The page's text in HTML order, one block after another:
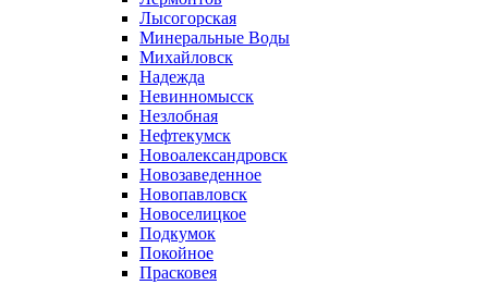
Лысогорская
Минеральные Воды
Михайловск
Надежда
Невинномысск
Незлобная
Нефтекумск
Новоалександровск
Новозаведенное
Новопавловск
Новоселицкое
Подкумок
Покойное
Прасковея